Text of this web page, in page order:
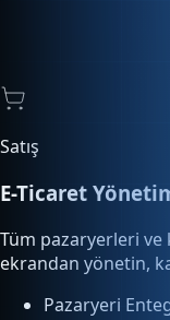
E-Ticaret Yönetimi
Tüm pazaryerleri ve
ekrandan yönetin,
Pazaryeri
Sipariş